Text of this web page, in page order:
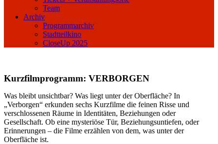
Team
Archiv
Programmarchiv
Stadtteilkino
CloseUp 2025
Kurzfilmprogramm: VERBORGEN
Was bleibt unsichtbar? Was liegt unter der Oberfläche? In
„Verborgen“ erkunden sechs Kurzfilme die feinen Risse und
verschlossenen Räume in Identitäten, Beziehungen oder
Gesellschaft. Ob eine mysteriöse Tür, Beziehungsuntiefen, oder
Erinnerungen – die Filme erzählen von dem, was unter der
Oberfläche ist.